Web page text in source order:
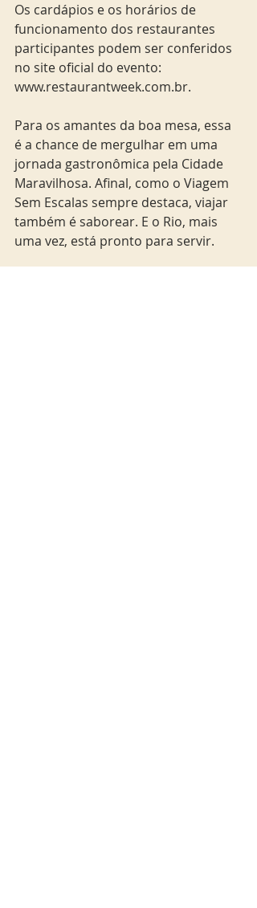
Os cardápios e os horários de
funcionamento dos restaurantes
participantes podem ser conferidos
no site oficial do evento:
www.restaurantweek.com.br.
Para os amantes da boa mesa, essa
é a chance de mergulhar em uma
jornada gastronômica pela Cidade
Maravilhosa. Afinal, como o Viagem
Sem Escalas sempre destaca, viajar
também é saborear. E o Rio, mais
uma vez, está pronto para servir.